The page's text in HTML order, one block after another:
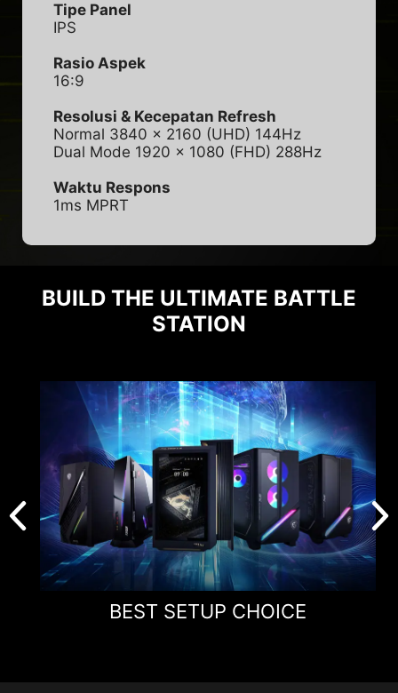
Tipe Panel
IPS
Rasio Aspek
16:9
Resolusi & Kecepatan Refresh
Normal 3840 x 2160 (UHD) 144Hz
Dual Mode 1920 x 1080 (FHD) 288Hz
Waktu Respons
1ms MPRT
BUILD THE ULTIMATE BATTLE
STATION
BEST SETUP CHOICE